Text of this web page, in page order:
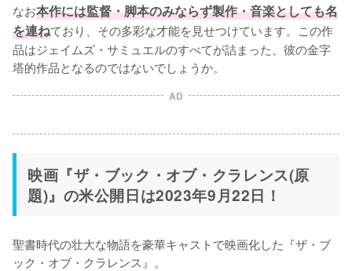
なお本作には監督・脚本のみならず製作・音楽としても名
を連ねており、その多彩な才能を見せつけています。この作
品はジェイムズ・サミュエルのすべてが詰まった、彼の金字
塔的作品となるのではないでしょうか。
AD
映画『ザ・ブック・オブ・クラレンス(原
題)』の米公開日は2023年9月22日！
聖書時代の壮大な物語を豪華キャストで映画化した『ザ・ブ
ック・オブ・クラレンス』。